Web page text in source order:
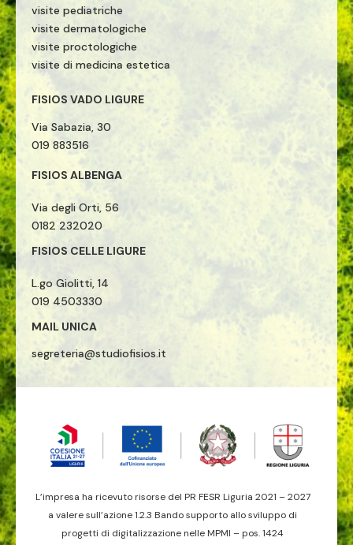
visite pediatriche
visite dermatologiche
visite proctologiche
visite di medicina estetica
FISIOS VADO LIGURE
Via Sabazia, 30
019 883516
FISIOS ALBENGA
Via degli Orti, 56
0182 232020
FISIOS CELLE LIGURE
L.go Giolitti, 14
019 4503330
MAIL UNICA
segreteria@studiofisios.it
L’impresa ha ricevuto risorse del PR FESR Liguria 2021 – 2027
a valere sull’azione 1.2.3 Bando supporto allo sviluppo di
progetti di digitalizzazione nelle MPMI – pos. 1424